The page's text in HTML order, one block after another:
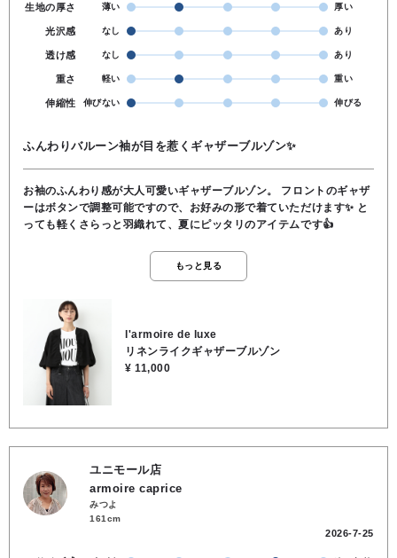
生地の厚さ 薄い 厚い
光沢感 なし あり
透け感 なし あり
重さ 軽い 重い
伸縮性 伸びない 伸びる
ふんわりバルーン袖が目を惹くギャザーブルゾン✨️
お袖のふんわり感が大人可愛いギャザーブルゾン。 フロントのギャザ
ーはボタンで調整可能ですので、お好みの形で着ていただけます✨️ と
っても軽くさらっと羽織れて、夏にピッタリのアイテムです👍
もっと見る
l'armoire de luxe
リネンライクギャザーブルゾン
¥ 11,000
ユニモール店
armoire caprice
みつよ
161cm
2026-7-25